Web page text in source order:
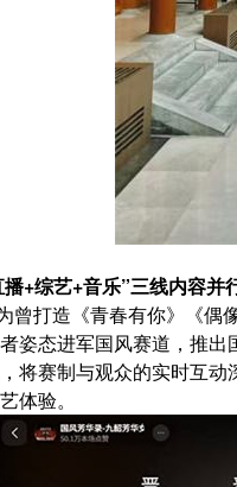
播+综艺+音乐”三线内容并
曾打造《青春有你》《偶
姿态进军国风赛道，推出
将赛制与观众的实时互动
体验。